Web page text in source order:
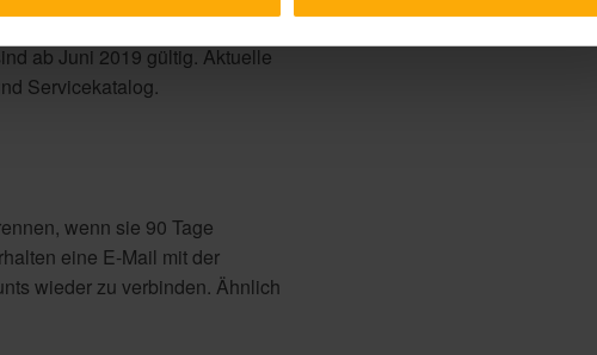
ab Juni 2019 gültig. Aktuelle
Servicekatalog.
wenn sie 90 Tage
eine E-Mail mit der
wieder zu verbinden. Ähnlich